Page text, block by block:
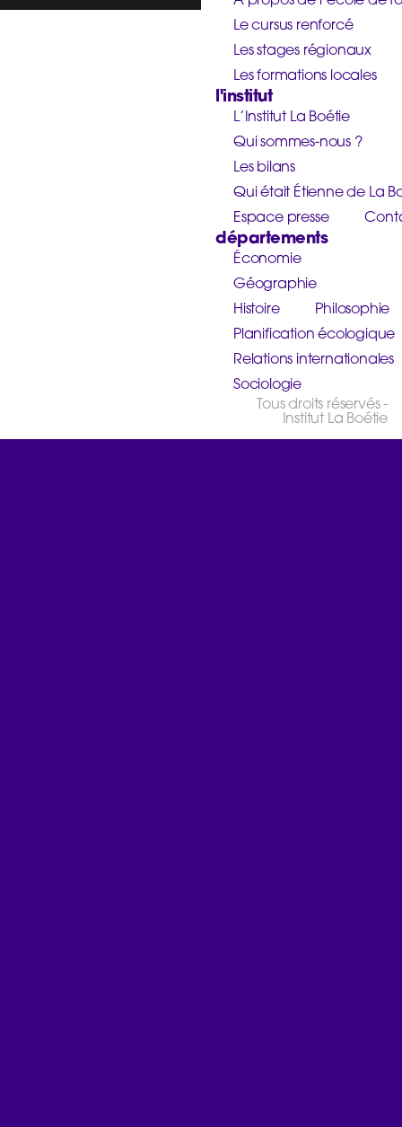
Le cursus renforcé
Les stages régionaux
Les formations locales
l'institut
L’Institut La Boétie
Qui sommes-nous ?
Les bilans
Qui était Étienne de La
Espace presse
départements
Économie
Géographie
Histoire
Philosophie
Planification écologique
Relations internationales
Sociologie
Tous droits réservés -
Institut La Boétie